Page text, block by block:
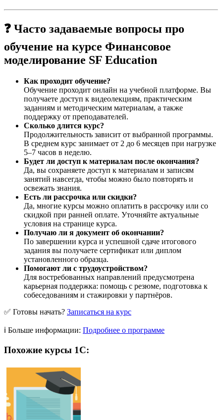
❓ Часто задаваемые вопросы про
обучение на курсе Финансовое
моделирование SF Education
Как проходит обучение?
Обучение проходит онлайн на учебной платформе. Вы
получаете доступ к видеолекциям, практическим
заданиям и методическим материалам, а также
поддержку от преподавателей.
Сколько длится курс?
Продолжительность зависит от выбранной программы.
В среднем курс занимает от 2 до 6 месяцев при нагрузке
5–7 часов в неделю.
Будет ли доступ к материалам после окончания?
Да, вы сохраняете доступ к материалам и записям
занятий навсегда, чтобы можно было повторять и
освежать знания.
Есть ли рассрочка или скидки?
Да, многие курсы можно оплатить в рассрочку или со
скидкой при ранней оплате. Уточняйте актуальные
условия на странице курса.
Получаю ли я документ об окончании?
По завершении курса и успешной сдаче итогового
задания вы получаете сертификат или диплом
установленного образца.
Помогают ли с трудоустройством?
Для востребованных направлений предусмотрена
карьерная поддержка: помощь с резюме, подготовка к
собеседованиям и стажировки у партнёров.
✅ Готовы начать? Записаться на курс
ℹ️ Больше информации: Подробнее о программе
Похожие курсы 1С: